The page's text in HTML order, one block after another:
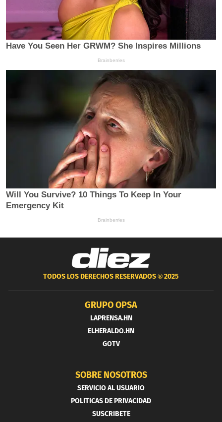
TODOS LOS DERECHOS RESERVADOS ®2025
GRUPO OPSA
LAPRENSA.HN
ELHERALDO.HN
GOTV
SOBRE NOSOTROS
SERVICIO AL USUARIO
POLITICAS DE PRIVACIDAD
SUSCRIBETE